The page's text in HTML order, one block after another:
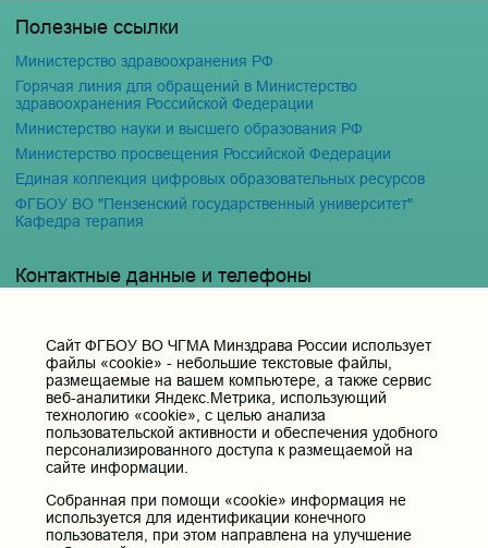
Полезные ссылки
Министерство здравоохранения РФ
Горячая линия для обращений в Министерство
здравоохранения Российской Федерации
Министерство науки и высшего образования РФ
Министерство просвещения Российской Федерации
Единая коллекция цифровых образовательных ресурсов
ФГБОУ ВО "Пензенский государственный университет"
Кафедра терапия
Контактные данные и телефоны
государственная медицинская академия» Министерства
здравоохранения Российской Федерации
Юридический и фактический адрес:
672000, Российская Федерация, Забайкальский край, г. Чита, ул.
Горького, д. 39 «а».
Телефон приёмной ректора:
8 (3022) 35-43-24
Электронная почта:
pochta@chitgma.ru
Cайт ФГБОУ ВО ЧГМА Минздрава России использует
файлы «cookie» - небольшие текстовые файлы,
размещаемые на вашем компьютере, а также сервис
веб-аналитики Яндекс.Метрика, использующий
технологию «cookie», с целью анализа
пользовательской активности и обеспечения удобного
персонализированного доступа к размещаемой на
сайте информации.
Собранная при помощи «cookie» информация не
используется для идентификации конечного
пользователя, при этом направлена на улучшение